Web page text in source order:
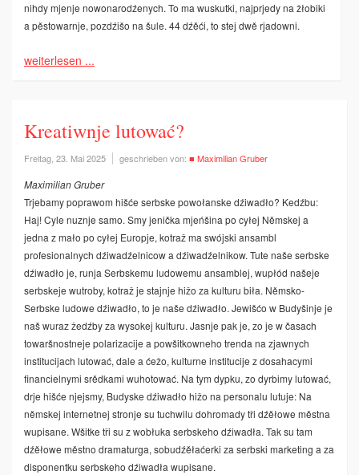
nihdy mjenje nowonarodźenych. To ma wuskutki, najprjedy na žłobiki
a pěstowarnje, pozdźišo na šule. 44 dźěći, to stej dwě rjadowni.
weiterlesen ...
Kreatiwnje lutować?
Freitag, 23. Mai 2025 geschrieben von: ■ Maximilian Gruber
Maximilian Gruber
Trjebamy poprawom hišće serbske powołanske dźiwadło? Kedźbu:
Haj! Cyle nuznje samo. Smy jenička mjeńšina po cyłej Němskej a
jedna z mało po cyłej Europje, kotraž ma swójski ansambl
profesionalnych dźiwadźelnicow a dźiwadźelnikow. Tute naše serbske
dźiwadło je, runja Serbskemu ludowemu ansamblej, wupłód našeje
serbskeje wutroby, kotraž je stajnje hižo za kulturu biła. Němsko-
Serbske ludowe dźiwadło, to je naše dźiwadło. Jewišćo w Budyšinje je
naš wuraz žedźby za wysokej kulturu. Jasnje pak je, zo je w časach
towaršnostneje polarizacije a powšitkowneho trenda na zjawnych
institucijach lutować, dale a ćežo, kulturne institucije z dosahacymi
financielnymi srědkami wuhotować. Na tym dypku, zo dyrbimy lutować,
drje hišće njejsmy, Budyske dźiwadło hižo na personalu lutuje: Na
němskej internetnej stronje su tuchwilu dohromady tři dźěłowe městna
wupisane. Wšitke tři su z wobłuka serbskeho dźiwadła. Tak su tam
dźěłowe městno dramaturga, sobudźěłaćerki za serbski marketing a za
disponentku serbskeho dźiwadła wupisane.